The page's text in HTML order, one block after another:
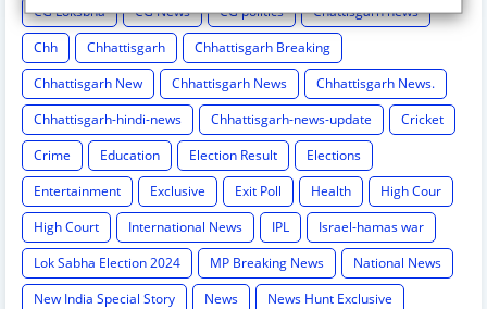
CG Loksbha
CG News CG politics
Chattisgarh news
Chh
Chhattisgarh
Chhattisgarh Breaking
Chhattisgarh New
Chhattisgarh News
Chhattisgarh News.
Chhattisgarh-hindi-news
Chhattisgarh-news-update
Cricket
Crime
Education Election Result
Elections
Entertainment
Exclusive Exit Poll Health
High Cour
High Court
International News IPL
Israel-hamas war
Lok Sabha Election 2024
MP Breaking News
National News
New India Special Story
News
News Hunt Exclusive